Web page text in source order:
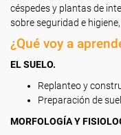
céspedes y plantas de
sobre seguridad e
¿Qué voy a
EL SUELO.
Replanteo y
Preparación de
MORFOLOGÍA Y